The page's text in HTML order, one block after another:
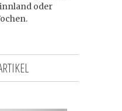
oder